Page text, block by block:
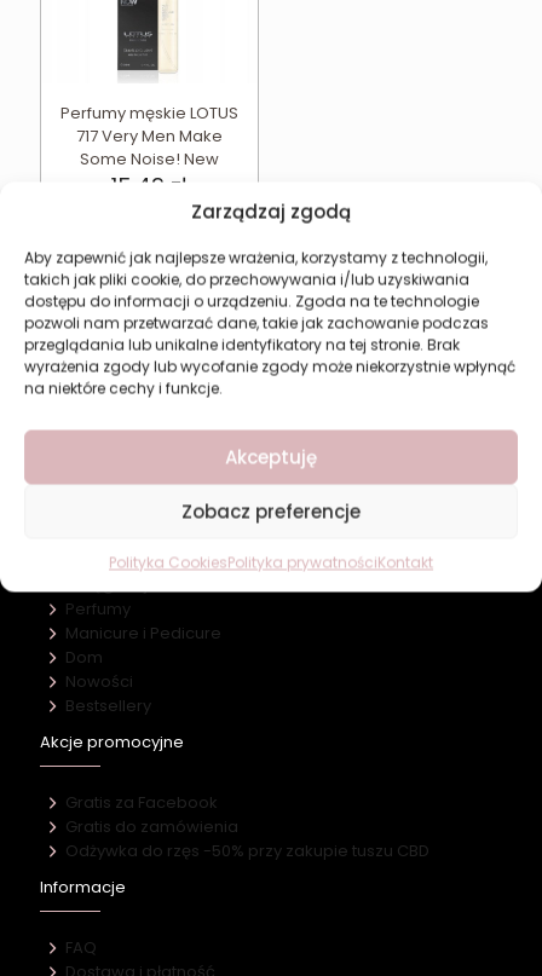
Zarządzaj zgodą
Aby zapewnić jak najlepsze wrażenia, korzystamy z technologii,
takich jak pliki cookie, do przechowywania i/lub uzyskiwania
dostępu do informacji o urządzeniu. Zgoda na te technologie
pozwoli nam przetwarzać dane, takie jak zachowanie podczas
przeglądania lub unikalne identyfikatory na tej stronie. Brak
wyrażenia zgody lub wycofanie zgody może niekorzystnie wpłynąć
na niektóre cechy i funkcje.
Akceptuję
Zobacz preferencje
Polityka CookiesPolityka prywatnościKontakt
Perfumy męskie LOTUS
717 Very Men Make
Some Noise! New
15,49 zł
Dodaj do koszyka
Revers Cosmetics
Makijaż
Perfumy
Manicure i Pedicure
Dom
Nowości
Bestsellery
Akcje promocyjne
Gratis za Facebook
Gratis do zamówienia
Odżywka do rzęs -50% przy zakupie tuszu CBD
Informacje
FAQ